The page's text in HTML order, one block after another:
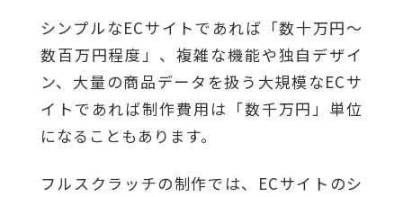
シンプルなECサイトであれば「数十万円～
数百万円程度」、複雑な機能や独自デザイ
ン、大量の商品データを扱う大規模なECサ
イトであれば制作費用は「数千万円」単位
になることもあります。
フルスクラッチの制作では、ECサイトのシ